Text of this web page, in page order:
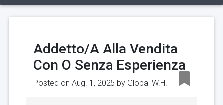
Addetto/A Alla Vendita
Con O Senza Esperienza
Posted on Aug. 1, 2025 by Global W.H.